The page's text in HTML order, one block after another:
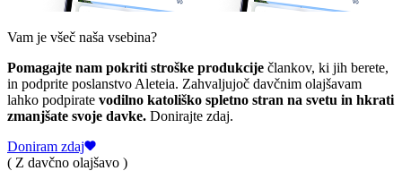
Vam je všeč naša vsebina?
Pomagajte nam pokriti stroške produkcije člankov, ki jih berete,
in podprite poslanstvo Aleteia. Zahvaljujoč davčnim olajšavam
lahko podpirate vodilno katoliško spletno stran na svetu in hkrati
zmanjšate svoje davke. Donirajte zdaj.
Doniram zdaj
( Z davčno olajšavo )